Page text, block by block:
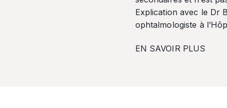
Explication avec le Dr
ophtalmologiste à
EN SAVOIR PLUS